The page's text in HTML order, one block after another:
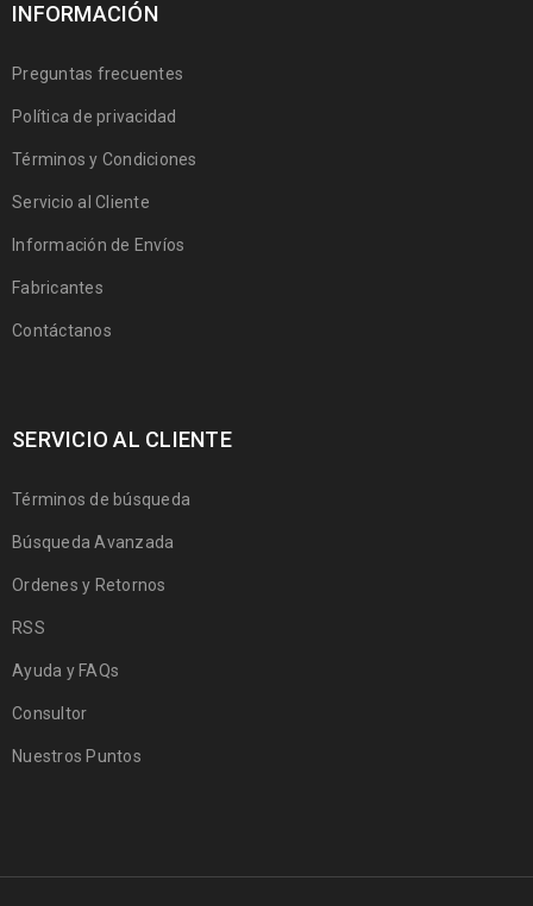
INFORMACIÓN
Preguntas frecuentes
Política de privacidad
Términos y Condiciones
Servicio al Cliente
Información de Envíos
Fabricantes
Contáctanos
SERVICIO AL CLIENTE
Términos de búsqueda
Búsqueda Avanzada
Ordenes y Retornos
RSS
Ayuda y FAQs
Consultor
Nuestros Puntos